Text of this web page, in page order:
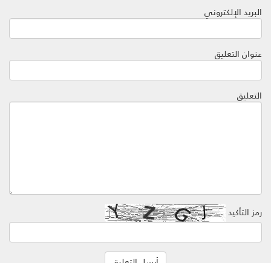
البريد الإلكتروني
عنوان التعليق
التعليق
رمز التأكيد